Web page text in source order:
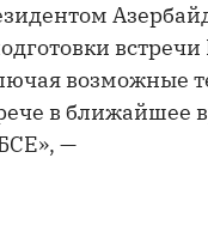
возможные
в ближайшее
—